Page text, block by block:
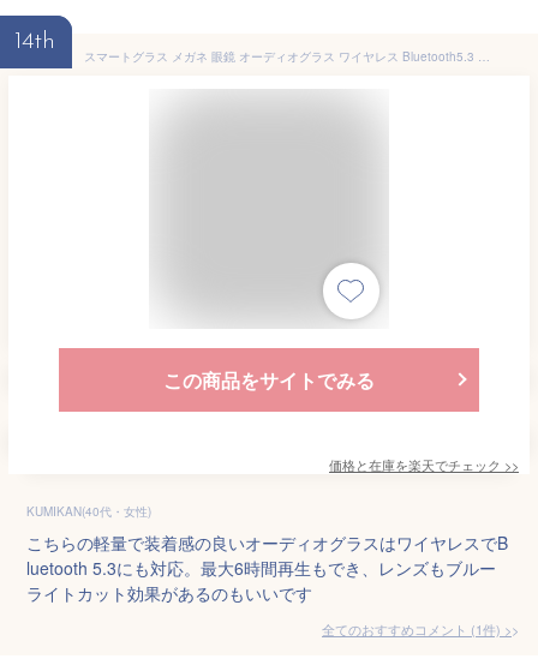
14th
スマートグラス メガネ 眼鏡 オーディオグラス ワイヤレス Bluetooth5.3 最大6時間再生 ブルーライトカットレンズ 軽量フレーム マグネット式充電 144以上の言語 リアルタイム翻訳 音楽再生 通話 リモート スポーツ 運転用
この商品をサイトでみる
価格と在庫を楽天でチェック >>
KUMIKAN(40代・女性)
こちらの軽量で装着感の良いオーディオグラスはワイヤレスでB
luetooth 5.3にも対応。最大6時間再生もでき、レンズもブルー
ライトカット効果があるのもいいです
全てのおすすめコメント (1件) >